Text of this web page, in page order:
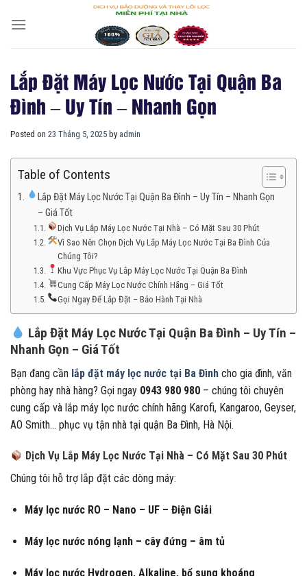
Lắp Đặt Máy Lọc Nước Tại Quận Ba
Đình – Uy Tín – Nhanh Gọn
Posted on 23 Tháng 5, 2025 by admin
Table of Contents
Lắp Đặt Máy Lọc Nước Tại Quận Ba Đình – Uy Tín – Nhanh Gọn
– Giá Tốt
Dịch Vụ Lắp Máy Lọc Nước Tại Nhà – Có Mặt Sau 30 Phút
Vì Sao Nên Chọn Dịch Vụ Lắp Máy Lọc Nước Tại Ba Đình Của
Chúng Tôi?
Khu Vực Phục Vụ Lắp Máy Lọc Nước Tại Quận Ba Đình
Cung Cấp Máy Lọc Nước Chính Hãng – Giá Tốt
Gọi Ngay Để Lắp Đặt – Bảo Hành Tại Nhà
Lắp Đặt Máy Lọc Nước Tại Quận Ba Đình – Uy Tín –
Nhanh Gọn – Giá Tốt
Bạn đang cần lắp đặt máy lọc nước tại Ba Đình cho gia đình, văn
phòng hay nhà hàng? Gọi ngay 0943 980 980 – chúng tôi chuyên
cung cấp và lắp máy lọc nước chính hãng Karofi, Kangaroo, Geyser,
AO Smith… phục vụ tận nhà tại quận Ba Đình, Hà Nội.
Dịch Vụ Lắp Máy Lọc Nước Tại Nhà – Có Mặt Sau 30 Phút
Chúng tôi hỗ trợ lắp đặt các dòng máy:
Máy lọc nước RO – Nano – UF – Điện Giải
Máy lọc nước nóng lạnh – cây đứng – âm tủ
Máy lọc nước Hydrogen, Alkaline, bổ sung khoáng